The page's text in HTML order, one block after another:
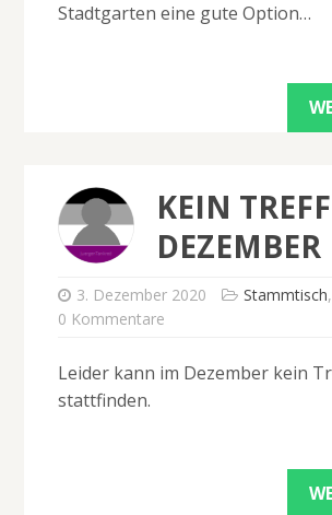
Stadtgarten eine gute Option…
KEIN
DEZEMBER
3. Dezember 2020 Stammtisch,
0 Kommentare
Leider kann im Dezember kein
stattfinden.